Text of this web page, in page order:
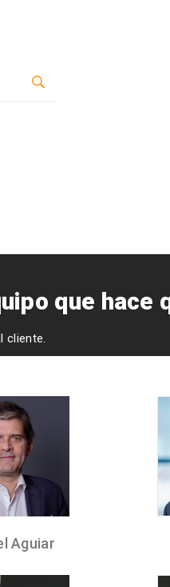
que
cliente.
Aguiar